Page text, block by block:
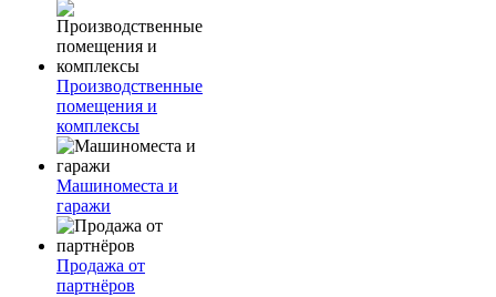
Производственные
помещения и
комплексы
Машиноместа и
гаражи
Продажа от
партнёров